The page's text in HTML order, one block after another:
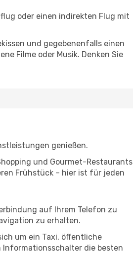
oder einen indirekten Flug mit
und gegebenenfalls einen
Filme oder Musik. Denken Sie
genießen.
und Gourmet-Restaurants
Frühstück – hier ist für jeden
auf Ihrem Telefon zu
zu erhalten.
um ein Taxi, öffentliche
Informationsschalter die besten